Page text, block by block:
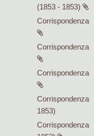
(1853 - 1853)
Corrispondenza
Corrispondenza
Corrispondenza
Corrispondenza
1853)
Corrispondenza